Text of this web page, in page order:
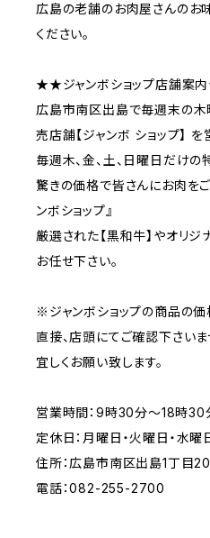
広島の老舗のお肉屋さんのお
ください。
★★ジャンボショップ店舗案
広島市南区出島で毎週末の
売店舗【ジャンボ ショップ】 を
毎週木、金、土、日曜日だけの
驚きの価格で皆さんにお肉を
ンボショップ』
厳選された【黒和牛】やオリ
お任せ下さい。
※ジャンボショップの商品の
直接、店頭にてご確認下さいま
宜しくお願い致します。
営業時間：9時30分〜18時30
定休日：月曜日・火曜日・水曜
住所：広島市南区出島1丁目
電話：082-255-2700